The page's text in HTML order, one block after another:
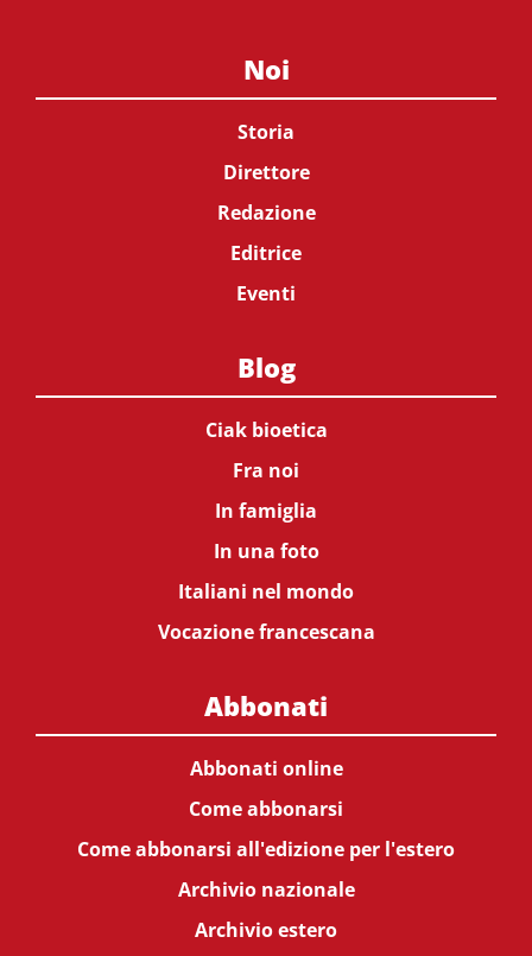
Noi
Storia
Direttore
Redazione
Editrice
Eventi
Blog
Ciak bioetica
Fra noi
In famiglia
In una foto
Italiani nel mondo
Vocazione francescana
Abbonati
Abbonati online
Come abbonarsi
Come abbonarsi all'edizione per l'estero
Archivio nazionale
Archivio estero